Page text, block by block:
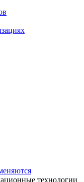
технологии